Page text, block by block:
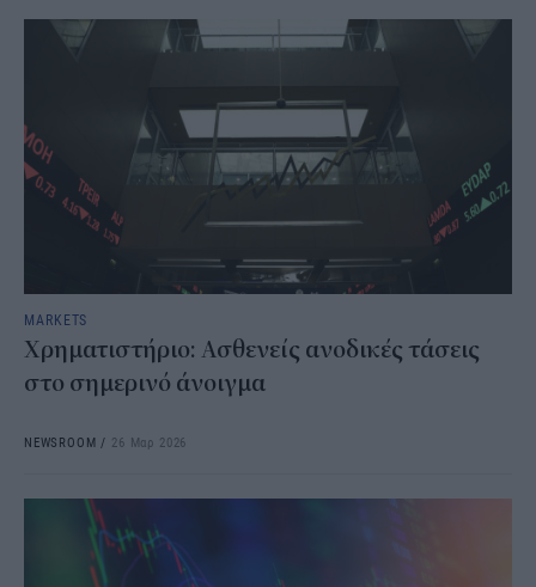
MARKETS
Χρηματιστήριο: Ασθενείς ανοδικές τάσεις
στο σημερινό άνοιγμα
NEWSROOM / 26 Μαρ 2026